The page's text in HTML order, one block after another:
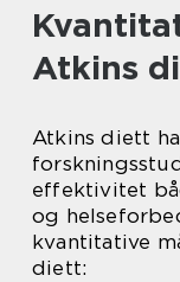
Atkins
Atkins diett
effektivitet
og
kvantitative
diett: